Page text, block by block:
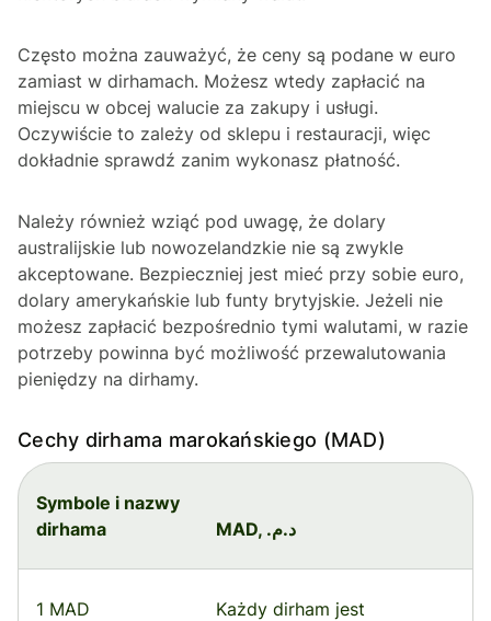
Często można zauważyć, że ceny są podane w euro
zamiast w dirhamach. Możesz wtedy zapłacić na
miejscu w obcej walucie za zakupy i usługi.
Oczywiście to zależy od sklepu i restauracji, więc
dokładnie sprawdź zanim wykonasz płatność.
Należy również wziąć pod uwagę, że dolary
australijskie lub nowozelandzkie nie są zwykle
akceptowane. Bezpieczniej jest mieć przy sobie euro,
dolary amerykańskie lub funty brytyjskie. Jeżeli nie
możesz zapłacić bezpośrednio tymi walutami, w razie
potrzeby powinna być możliwość przewalutowania
pieniędzy na dirhamy.
Cechy dirhama marokańskiego (MAD)
Symbole i nazwy
dirhama
MAD, .د.م
1 MAD
Każdy dirham jest